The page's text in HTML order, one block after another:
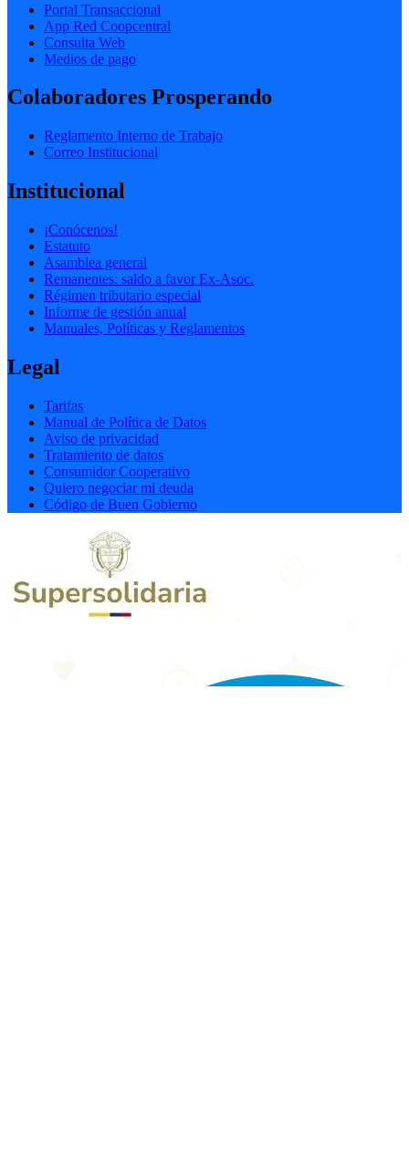
Portal Transaccional
App Red Coopcentral
Consulta Web
Medios de pago
Colaboradores Prosperando
Reglamento Interno de Trabajo
Correo Institucional
Institucional
¡Conócenos!
Estatuto
Asamblea general
Remanentes: saldo a favor Ex-Asoc.
Régimen tributario especial
Informe de gestión anual
Manuales, Políticas y Reglamentos
Legal
Tarifas
Manual de Política de Datos
Aviso de privacidad
Tratamiento de datos
Consumidor Cooperativo
Quiero negociar mi deuda
Código de Buen Gobierno